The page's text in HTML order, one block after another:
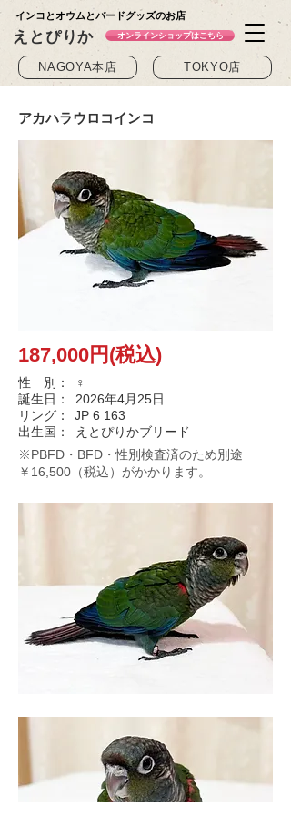
インコとオウムとバードグッズのお店
えとぴりか オンラインショップはこちら
NAGOYA本店 TOKYO店
アカハラウロコインコ
187,000円(税込)
性 別：
♀
誕生日：
2026年4月25日
リング：
JP 6 163
出生国：
えとぴりかブリード
※PBFD・BFD・性別検査済のため別途
￥16,500（税込）がかかります。